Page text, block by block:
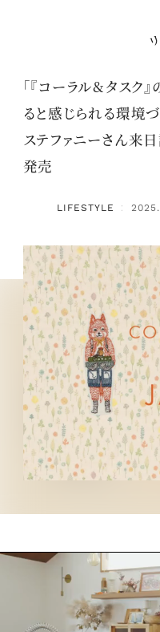
「『コーラル&タスク
ると感じられる環境
ステファニーさん来
発売
LIFESTYLE ：